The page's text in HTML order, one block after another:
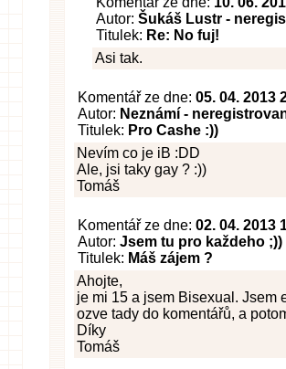
Autor: Šukáš Lustr -
Titulek: Re: No fuj!
Asi tak.
Komentář ze dne: 05. 04. 2013
Autor: Neznámí -
Titulek: Pro Cashe :))
Nevím co je iB :DD
Ale, jsi taky gay ? :))
Tomáš
Komentář ze dne: 02. 04. 2013
Autor: Jsem tu pro každeho
Titulek: Máš zájem ?
Ahojte,
je mi 15 a jsem Bisexual. Jsem
ozve tady do komentářů, a
Díky
Tomáš